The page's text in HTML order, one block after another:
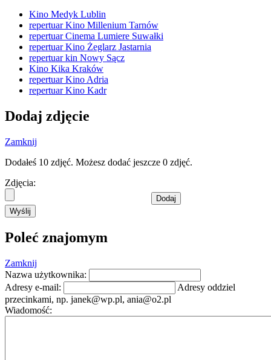
Kino Medyk Lublin
repertuar Kino Millenium Tarnów
repertuar Cinema Lumiere Suwałki
repertuar Kino Żeglarz Jastarnia
repertuar kin Nowy Sącz
Kino Kika Kraków
repertuar Kino Adria
repertuar Kino Kadr
Dodaj zdjęcie
Zamknij
Dodałeś 10 zdjęć. Możesz dodać jeszcze 0 zdjęć.
Zdjęcia:
Dodaj
Wyślij
Poleć znajomym
Zamknij
Nazwa użytkownika:
Adresy e-mail:
Adresy oddziel
przecinkami, np. janek@wp.pl, ania@o2.pl
Wiadomość: